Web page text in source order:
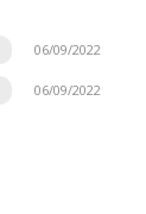
06/09/2022
06/09/2022